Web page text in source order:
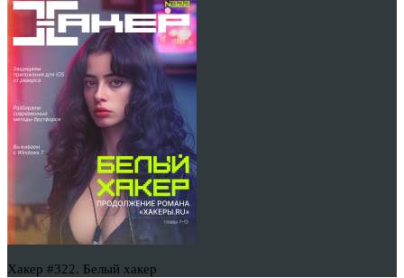
Хакер #322. Белый хакер